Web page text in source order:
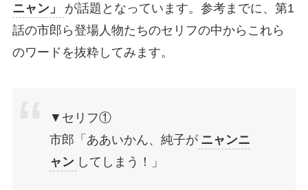
ニャン」
が話題となっています。参考までに、第1
話の市郎ら登場人物たちのセリフの中からこれら
のワードを抜粋してみます。
▼セリフ①
市郎「ああいかん、純子が ニャンニ
ャン してしまう！」